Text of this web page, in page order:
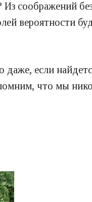
Из соображений
вероятности
если
что мы